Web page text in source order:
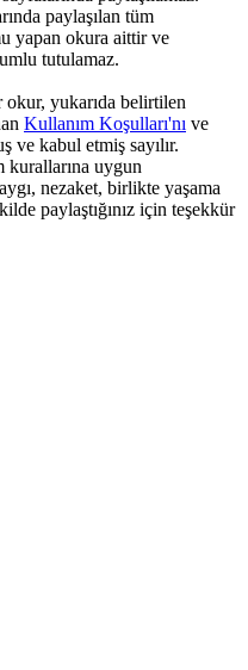
paylaşılan tüm
yapan okura aittir ve
tutulamaz.
okur, yukarıda belirtilen
Kullanım Koşulları'nı ve
ve kabul etmiş sayılır.
kurallarına uygun
nezaket, birlikte yaşama
paylaştığınız için teşekkür